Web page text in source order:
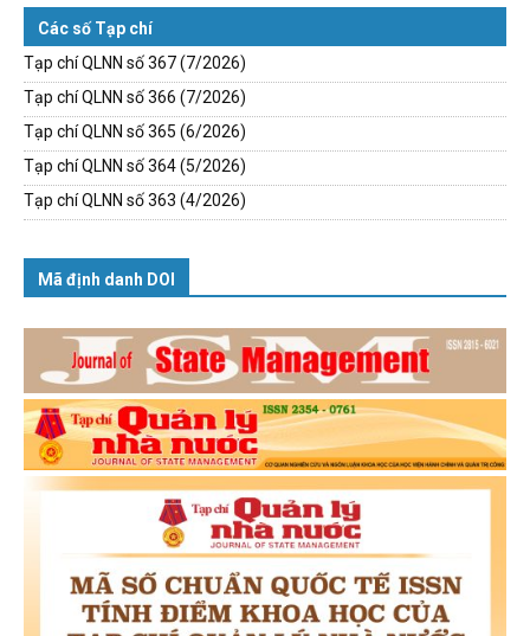
Các số Tạp chí
Tạp chí QLNN số 367 (7/2026)
Tạp chí QLNN số 366 (7/2026)
Tạp chí QLNN số 365 (6/2026)
Tạp chí QLNN số 364 (5/2026)
Tạp chí QLNN số 363 (4/2026)
Mã định danh DOI